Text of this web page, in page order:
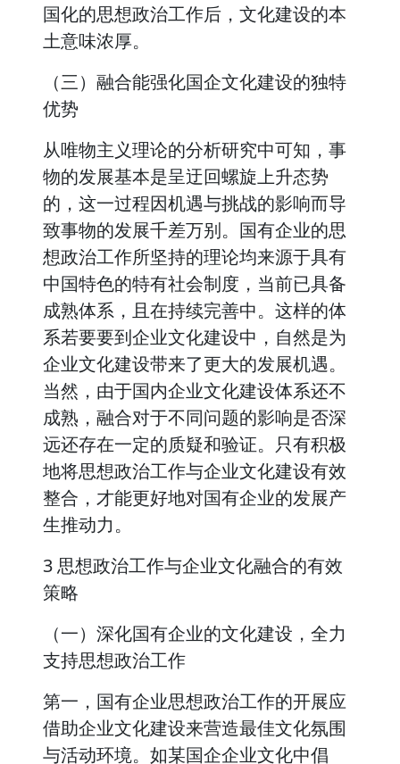
国化的思想政治工作后，文化建设的本
土意味浓厚。
（三）融合能强化国企文化建设的独特
优势
从唯物主义理论的分析研究中可知，事
物的发展基本是呈迂回螺旋上升态势
的，这一过程因机遇与挑战的影响而导
致事物的发展千差万别。国有企业的思
想政治工作所坚持的理论均来源于具有
中国特色的特有社会制度，当前已具备
成熟体系，且在持续完善中。这样的体
系若要要到企业文化建设中，自然是为
企业文化建设带来了更大的发展机遇。
当然，由于国内企业文化建设体系还不
成熟，融合对于不同问题的影响是否深
远还存在一定的质疑和验证。只有积极
地将思想政治工作与企业文化建设有效
整合，才能更好地对国有企业的发展产
生推动力。
3 思想政治工作与企业文化融合的有效
策略
（一）深化国有企业的文化建设，全力
支持思想政治工作
第一，国有企业思想政治工作的开展应
借助企业文化建设来营造最佳文化氛围
与活动环境。如某国企企业文化中倡